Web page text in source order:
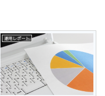
運用レポート